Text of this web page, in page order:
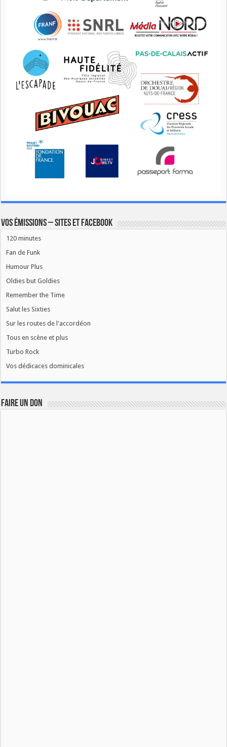
Vos émissions – Sites et Facebook
120 minutes
Fan de Funk
Humour Plus
Oldies but Goldies
Remember the Time
Salut les Sixties
Sur les routes de l'accordéon
Tous en scène et plus
Turbo Rock
Vos dédicaces dominicales
FAIRE UN DON